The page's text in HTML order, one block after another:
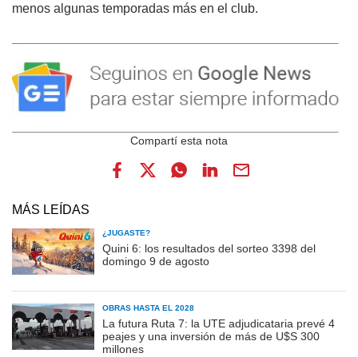
menos algunas temporadas más en el club.
MÁS LEÍDAS
¿JUGASTE?
Quini 6: los resultados del sorteo 3398 del
domingo 9 de agosto
OBRAS HASTA EL 2028
La futura Ruta 7: la UTE adjudicataria prevé 4
peajes y una inversión de más de U$S 300
millones